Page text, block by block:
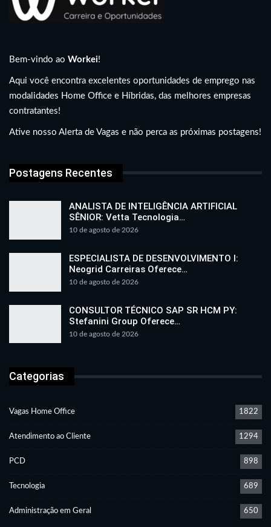
Bem-vindo ao Workei!
Aqui você encontra excelentes oportunidades de emprego nas
modalidades Home Office e Híbridas, das melhores empresas
contratantes!
Ative nosso Alerta de Vagas e não perca as próximas postagens!
Postagens Recentes
ANALISTA DE INTELIGÊNCIA ARTIFICIAL
SÊNIOR: Vetta Tecnologia…
10 de agosto de 2026
ESPECIALISTA DE DESENVOLVIMENTO I:
Neogrid Carreiras Oferece…
10 de agosto de 2026
CONSULTOR TÉCNICO SAP SR HCM PY:
Stefanini Group Oferece…
10 de agosto de 2026
Categorias
Vagas Home Office 1822
Atendimento ao Cliente 1294
PCD 898
Tecnologia 689
Administração em Geral 650